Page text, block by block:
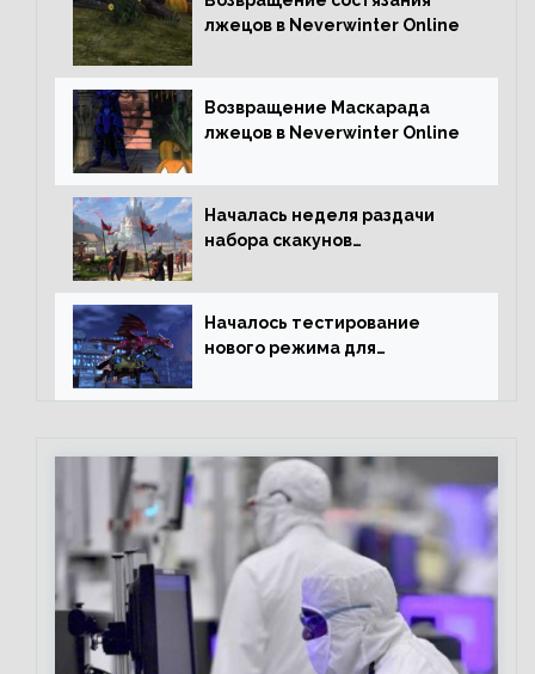
лжецов в Neverwinter Online
Возвращение Маскарада
лжецов в Neverwinter Online
Началась неделя раздачи
набора скакунов
Началось тестирование
нового режима для
online